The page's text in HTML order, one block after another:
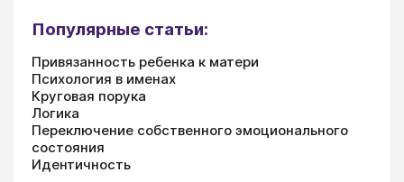
Популярные статьи:
Привязанность ребенка к матери
Психология в именах
Круговая порука
Логика
Переключение собственного эмоционального
состояния
Идентичность